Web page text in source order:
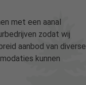
met een aanal
zodat wij
aanbod van diverse
kunnen